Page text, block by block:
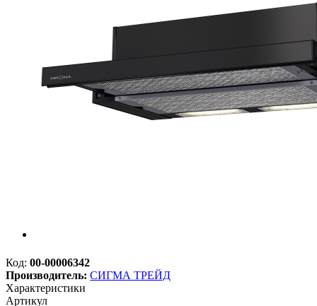
Код: 00-00006342
Производитель: СИГМА ТРЕЙД
Характеристики
Артикул